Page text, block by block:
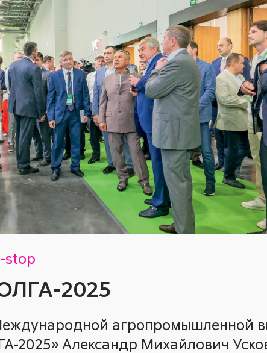
stop
2025
агропромышленной
2025» Александр Михайлович